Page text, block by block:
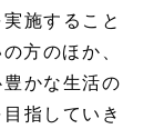
施すること
方のほか、
かな生活の
指していき